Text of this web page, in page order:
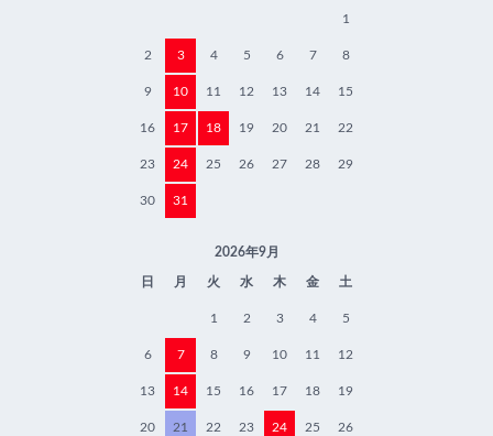
1
2 3 4 5 6 7 8
9 10 11 12 13 14 15
16 17 18 19 20 21 22
23 24 25 26 27 28 29
30 31
2026年9月
日 月 火 水 木 金 土
1 2 3 4 5
6 7 8 9 10 11 12
13 14 15 16 17 18 19
20 21 22 23 24 25 26